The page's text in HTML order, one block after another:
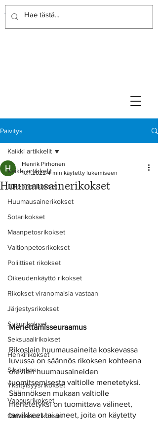
Rikoslakimies
Lakitoimisto
Päivitys
Kaikki artikkelit
Liikennerikokset
Huumausainerikokset
Sotarikokset
Maanpetosrikokset
Valtionpetosrikokset
Poliittiset rikokset
Oikeudenkäyttö rikokset
Rikokset viranomaisia vastaan
Järjestysrikokset
Sukurikokset
Seksuaalirikokset
Henkirikokset
Sikiörikos
Yksityisyysrikokset
Vapausrikokset
Omaisuusrikokset
Kaikki artikkelit
Huumausainerikokset
Henrik Pirhonen
10.1.2022 4 min käytetty lukemiseen
Menettämisseuraamus
Rikoslain huumausaineita koskevassa
luvussa on säännös rikoksen kohteena
olevien huumausaineiden
tuomitsemisesta valtiolle menetetyksi.
Säännöksen mukaan valtiolle
menetetyksi on tuomittava välineet,
tarvikkeet tai aineet, joita on käytetty